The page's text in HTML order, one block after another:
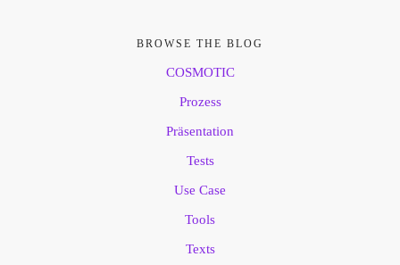
BROWSE THE BLOG
COSMOTIC
Prozess
Präsentation
Tests
Use Case
Tools
Texts